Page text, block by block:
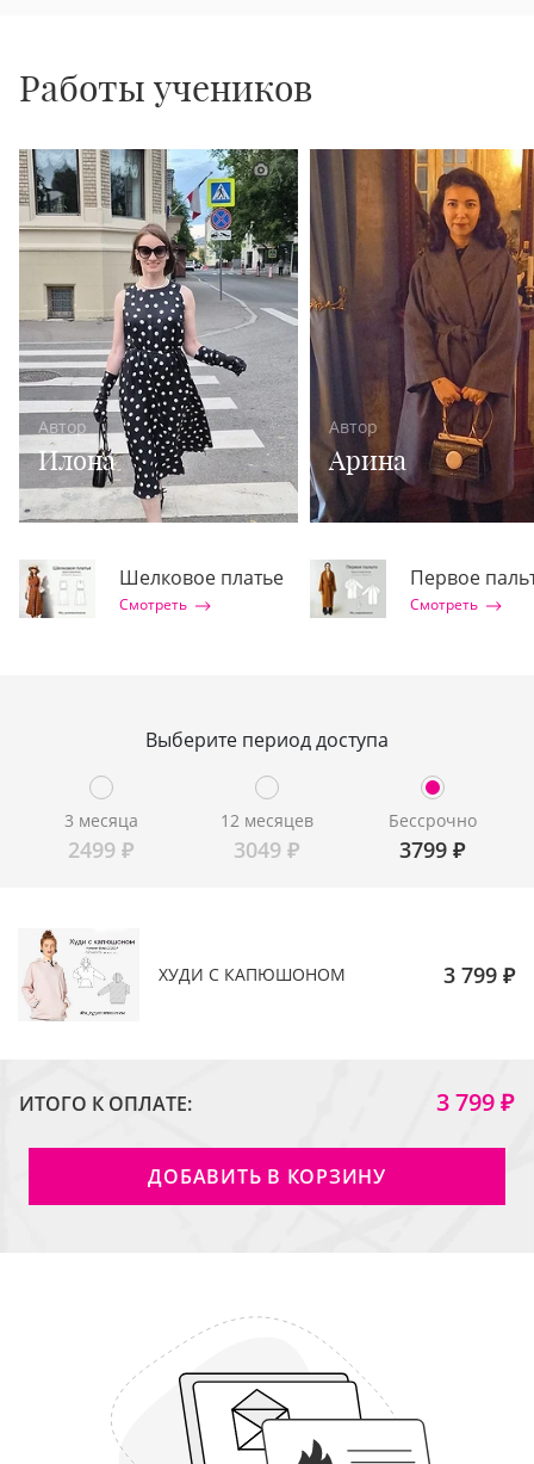
Работы учеников
1
Автор
Илона
Шелковое платье
Смотреть
Автор
Арина
Первое
Смотреть
Выберите период доступа
3 месяца
2499 ₽
12 месяцев
3049 ₽
Бессрочно
3799₽
ХУДИ С КАПЮШОНОМ 3 799 ₽
ИТОГО К ОПЛАТЕ: 3 799 ₽
ДОБАВИТЬ В КОРЗИНУ